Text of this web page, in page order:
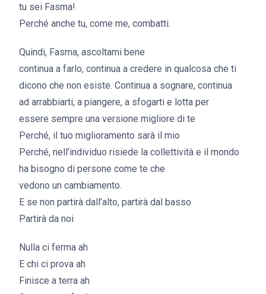
tu sei Fasma!
Perché anche tu, come me, combatti.
Quindi, Fasma, ascoltami bene
continua a farlo, continua a credere in qualcosa che ti
dicono che non esiste. Continua a sognare, continua
ad arrabbiarti, a piangere, a sfogarti e lotta per
essere sempre una versione migliore di te
Perché, il tuo miglioramento sarà il mio
Perché, nell’individuo risiede la collettività e il mondo
ha bisogno di persone come te che
vedono un cambiamento.
E se non partirà dall’alto, partirà dal basso
Partirà da noi
Nulla ci ferma ah
E chi ci prova ah
Finisce a terra ah